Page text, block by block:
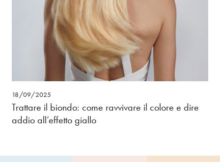
18/09/2025
Trattare il biondo: come ravvivare il colore e dire
addio all’effetto giallo